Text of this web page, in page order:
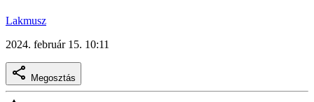
Lakmusz
2024. február 15. 10:11
Megosztás